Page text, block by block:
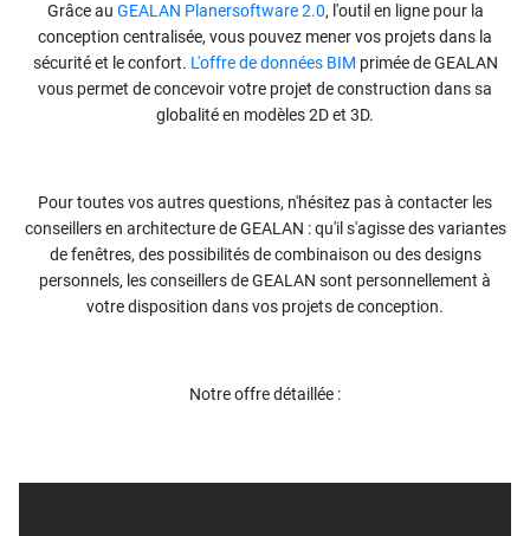
Grâce au GEALAN Planersoftware 2.0, l'outil en ligne pour la
conception centralisée, vous pouvez mener vos projets dans la
sécurité et le confort. L'offre de données BIM primée de GEALAN
vous permet de concevoir votre projet de construction dans sa
globalité en modèles 2D et 3D.
Pour toutes vos autres questions, n'hésitez pas à contacter les
conseillers en architecture de GEALAN : qu'il s'agisse des variantes
de fenêtres, des possibilités de combinaison ou des designs
personnels, les conseillers de GEALAN sont personnellement à
votre disposition dans vos projets de conception.
Notre offre détaillée :